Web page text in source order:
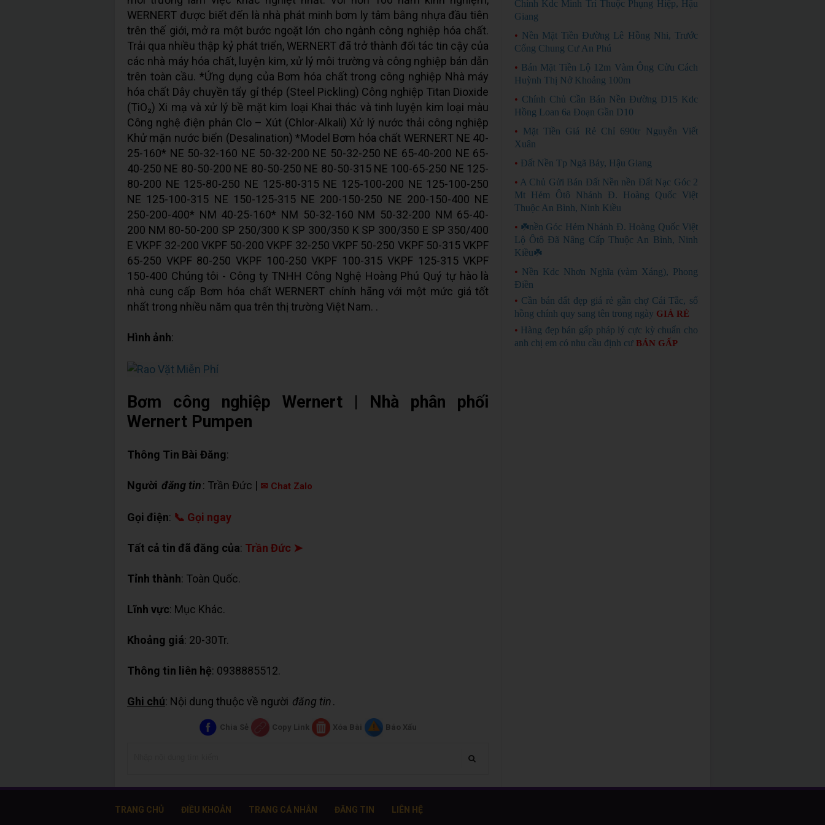
WERNERT được biết đến là nhà phát minh bơm ly tâm bằng nhựa đầu tiên
trên thế giới, mở ra một bước ngoặt lớn cho ngành công nghiệp hóa chất.
Trải qua nhiều thập kỷ phát triển, WERNERT đã trở thành đối tác tin cậy của
các nhà máy hóa chất, luyện kim, xử lý môi trường và công nghiệp bán dẫn
trên toàn cầu. *Ứng dụng của Bơm hóa chất trong công nghiệp Nhà máy
hóa chất Dây chuyền tẩy gỉ thép (Steel Pickling) Công nghiệp Titan Dioxide
(TiO₂) Xi mạ và xử lý bề mặt kim loại Khai thác và tinh luyện kim loại màu
Công nghệ điện phân Clo – Xút (Chlor-Alkali) Xử lý nước thải công nghiệp
Khử mặn nước biển (Desalination) *Model Bơm hóa chất WERNERT NE 40-
25-160* NE 50-32-160 NE 50-32-200 NE 50-32-250 NE 65-40-200 NE 65-
40-250 NE 80-50-200 NE 80-50-250 NE 80-50-315 NE 100-65-250 NE 125-
80-200 NE 125-80-250 NE 125-80-315 NE 125-100-200 NE 125-100-250
NE 125-100-315 NE 150-125-315 NE 200-150-250 NE 200-150-400 NE
250-200-400* NM 40-25-160* NM 50-32-160 NM 50-32-200 NM 65-40-
200 NM 80-50-200 SP 250/300 K SP 300/350 K SP 300/350 E SP 350/400
E VKPF 32-200 VKPF 50-200 VKPF 32-250 VKPF 50-250 VKPF 50-315 VKPF
65-250 VKPF 80-250 VKPF 100-250 VKPF 100-315 VKPF 125-315 VKPF
150-400 Chúng tôi - Công ty TNHH Công Nghệ Hoàng Phú Quý tự hào là
nhà cung cấp Bơm hóa chất WERNERT chính hãng với một mức giá tốt
nhất trong nhiều năm qua trên thị trường Việt Nam. .
Hình ảnh:
Bơm công nghiệp Wernert | Nhà phân phối
Wernert Pumpen
Thông Tin Bài Đăng:
Người đăng tin: Trần Đức | ✉ Chat Zalo
Gọi điện: 📞 Gọi ngay
Tất cả tin đã đăng của: Trần Đức ➤
Tỉnh thành: Toàn Quốc.
Lĩnh vực: Mục Khác.
Khoảng giá: 20-30Tr.
Thông tin liên hệ: 0938885512.
Ghi chú: Nội dung thuộc về người đăng tin.
Chia Sẻ Copy Link Xóa Bài Báo Xấu
Chính Kdc Minh Trí Thuộc Phụng Hiệp, Hậu
Giang
• Nền Mặt Tiền Đường Lê Hồng Nhi, Trước
Cổng Chung Cư An Phú
• Bán Mặt Tiền Lộ 12m Vàm Ông Cửu Cách
Huỳnh Thị Nở Khoảng 100m
• Chính Chủ Cần Bán Nền Đường D15 Kdc
Hồng Loan 6a Đoạn Gần D10
• Mặt Tiền Giá Rẻ Chỉ 690tr Nguyễn Viết
Xuân
• Đất Nền Tp Ngã Bảy, Hậu Giang
• A Chủ Gửi Bán Đất Nền nền Đất Nạc Góc 2
Mt Hẻm Ôtô Nhánh Đ. Hoàng Quốc Việt
Thuộc An Bình, Ninh Kiều
• ☘️nền Góc Hẻm Nhánh Đ. Hoàng Quốc Việt
Lộ Ôtô Đã Nâng Cấp Thuộc An Bình, Ninh
Kiều☘️
• Nền Kdc Nhơn Nghĩa (vàm Xáng), Phong
Điền
• Cần bán đất đẹp giá rẻ gần chợ Cái Tắc, sổ
hồng chính quy sang tên trong ngày GIÁ RẺ
• Hàng đẹp bán gấp pháp lý cực kỳ chuẩn cho
anh chị em có nhu cầu định cư BÁN GẤP
TRANG CHỦ ĐIỀU KHOẢN TRANG CÁ NHÂN ĐĂNG TIN LIÊN HỆ